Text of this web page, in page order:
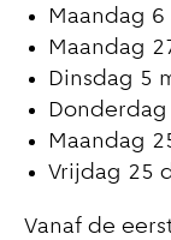
Maandag
Maandag
Dinsdag 5
Maandag
Vrijdag 25
Vanaf de